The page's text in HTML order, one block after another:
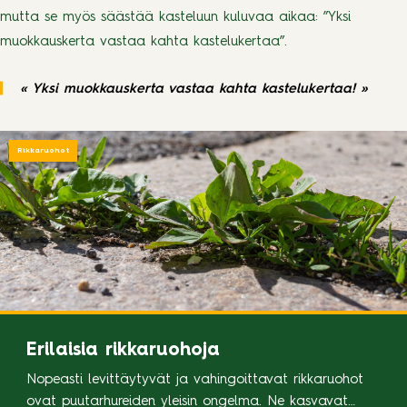
mutta se myös säästää kasteluun kuluvaa aikaa: ”Yksi
muokkauskerta vastaa kahta kastelukertaa”.
« Yksi muokkauskerta vastaa kahta kastelukertaa!»
Erilaisia rikkaruohoja
Nopeasti levittäytyvät ja vahingoittavat rikkaruohot
ovat puutarhureiden yleisin ongelma. Ne kasvavat
Rikkaruohot